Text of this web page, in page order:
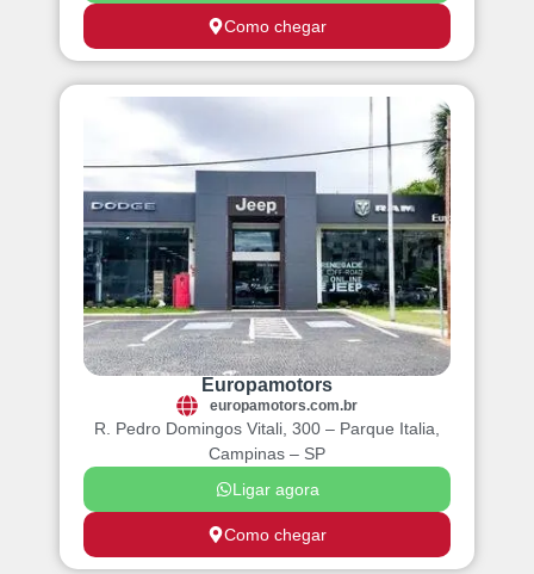
Como chegar
Europamotors
europamotors.com.br
Como chegar
Ligar agora
R. Pedro Domingos Vitali, 300 – Parque Italia,
Campinas – SP